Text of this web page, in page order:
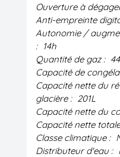
Ouverture à
Anti-empreinte
Autonomie /
: 14h
Quantité de gaz :
Capacité de
Capacité nette du
glacière : 201L
Capacité nette du
Capacité nette
Classe climatique :
Distributeur d'eau :